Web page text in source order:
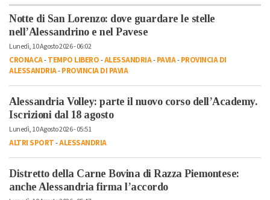
Notte di San Lorenzo: dove guardare le stelle
nell’Alessandrino e nel Pavese
Lunedì, 10 Agosto 2026 - 06:02
CRONACA-TEMPO LIBERO-ALESSANDRIA-PAVIA-PROVINCIA DI
ALESSANDRIA-PROVINCIA DI PAVIA
Alessandria Volley: parte il nuovo corso dell’Academy.
Iscrizioni dal 18 agosto
Lunedì, 10 Agosto 2026 - 05:51
ALTRI SPORT-ALESSANDRIA
Distretto della Carne Bovina di Razza Piemontese:
anche Alessandria firma l’accordo